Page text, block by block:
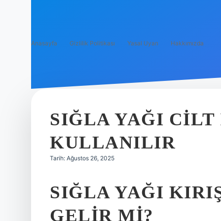
Anasayfa Gizlilik Politikası Yasal Uyarı Hakkımızda
SIĞLA YAĞI
KULLANILIR
Tarih: Ağustos 26, 2025
SIĞLA YAĞI
GELIR MI?